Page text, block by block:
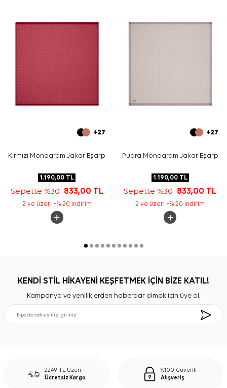
izleyiniz. İpek ve hassas eşarpların elde nazik bakımı için
+27
Kırmızı Monogram Jakar Eşarp
1.190,00 TL
Sepette %30 833,00 TL
2 ve üzeri +% 20 indirim
+27
Pudra Monogram Jakar Eşarp
1.190,00TL
Sepette %30 833,00 TL
2 ve üzeri +% 20 indirim
KENDİ STİL HİKAYENİ KEŞFETMEK İÇİN BİZE KATIL!
Kampanya ve yeniliklerden haberdar olmak için üye ol.
2249 TL Üzeri
Ücretsiz Kargo
%100 Güvenli
Alışveriş